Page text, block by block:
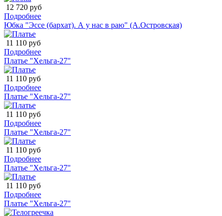
12 720 руб
Подробнее
Юбка "Эссе (бархат). А у нас в раю" (А.Островская)
11 110 руб
Подробнее
Платье "Хельга-27"
11 110 руб
Подробнее
Платье "Хельга-27"
11 110 руб
Подробнее
Платье "Хельга-27"
11 110 руб
Подробнее
Платье "Хельга-27"
11 110 руб
Подробнее
Платье "Хельга-27"